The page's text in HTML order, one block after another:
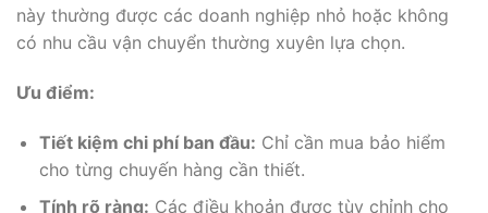
này thường được các doanh nghiệp nhỏ hoặc không
có nhu cầu vận chuyển thường xuyên lựa chọn.
Ưu điểm:
Tiết kiệm chi phí ban đầu: Chỉ cần mua bảo hiểm
cho từng chuyến hàng cần thiết.
Tính rõ ràng: Các điều khoản được tùy chỉnh cho